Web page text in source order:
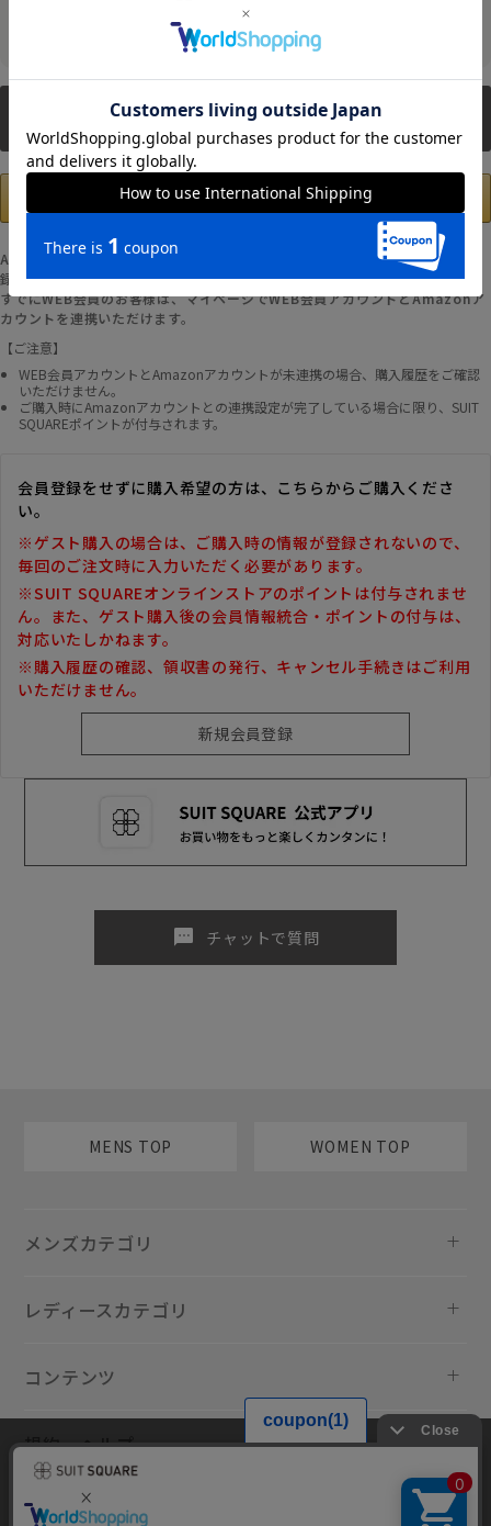
そのほかにもさまざまなキャンペーンを予定しています。
新規会員登録
Amazonアカウントの登録情報を使用して、お支払いおよび新規WEB会員登
録が可能です。
すでにWEB会員のお客様は、マイページでWEB会員アカウントとAmazonア
カウントを連携いただけます。
【ご注意】
WEB会員アカウントとAmazonアカウントが未連携の場合、購入履歴をご確認
いただけません。
ご購入時にAmazonアカウントとの連携設定が完了している場合に限り、SUIT
SQUAREポイントが付与されます。
会員登録をせずに購入希望の方は、こちらからご購入くださ
い。
※ゲスト購入の場合は、ご購入時の情報が登録されないので、
毎回のご注文時に入力いただく必要があります。
※SUIT SQUAREオンラインストアのポイントは付与されませ
ん。また、ゲスト購入後の会員情報統合・ポイントの付与は、
対応いたしかねます。
※購入履歴の確認、領収書の発行、キャンセル手続きはご利用
いただけません。
sms チャットで質問
MENS TOP WOMEN TOP
メンズカテゴリ
レディースカテゴリ
コンテンツ
規約・ヘルプ
当サイトでは利用体験の向上およびコンテンツの最適な提供、トラフィ
ックの分析を目的としてCookieを使用しています。サイトの閲覧を継続